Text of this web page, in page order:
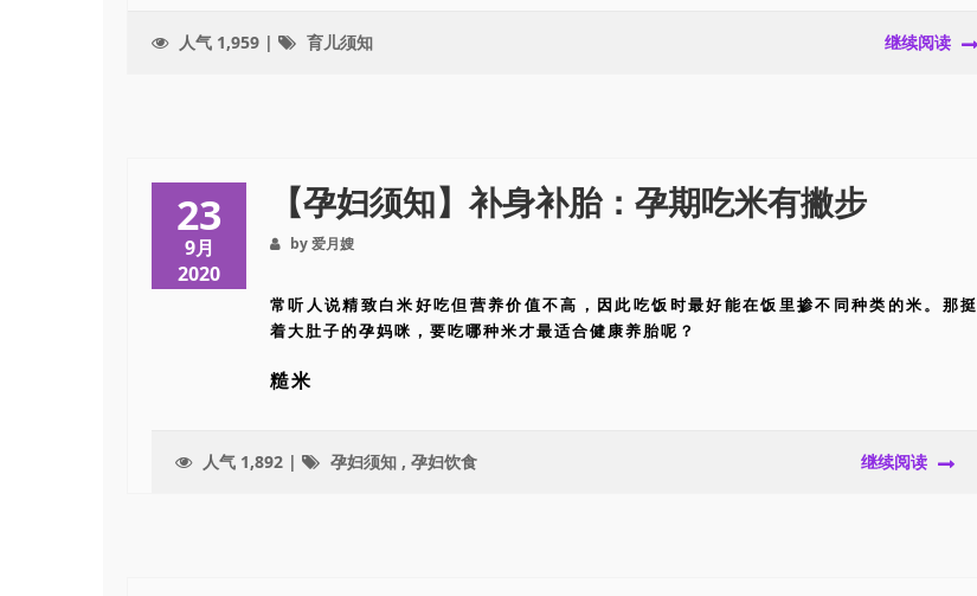
人气 1,959 | 育儿须知 继续阅读
23
9月
2020
【孕妇须知】补身补胎：孕期吃米有撇步
by 爱月嫂
常听人说精致白米好吃但营养价值不高，因此吃饭时最好能在饭里掺不同种类的米。那挺
着大肚子的孕妈咪，要吃哪种米才最适合健康养胎呢？
糙米
人气 1,892 | 孕妇须知 , 孕妇饮食 继续阅读